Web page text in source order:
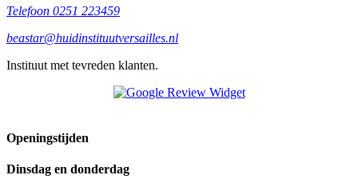
Telefoon 0251 223459
beastar@huidinstituutversailles.nl
Instituut met tevreden klanten.
Openingstijden
Dinsdag en donderdag